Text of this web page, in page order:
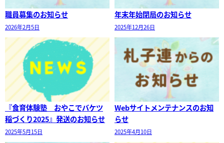
職員募集のお知らせ
2026年2月5日
年末年始閉局のお知らせ
2025年12月26日
『食育体験塾 おやこでバケツ
稲づくり2025』発送のお知らせ
2025年5月15日
Webサイトメンテナンスのお知
らせ
2025年4月10日